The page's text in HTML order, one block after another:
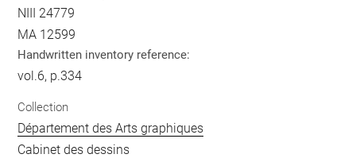
NIII 24779
MA 12599
Handwritten inventory reference:
vol.6, p.334
Collection
Département des Arts graphiques
Cabinet des dessins